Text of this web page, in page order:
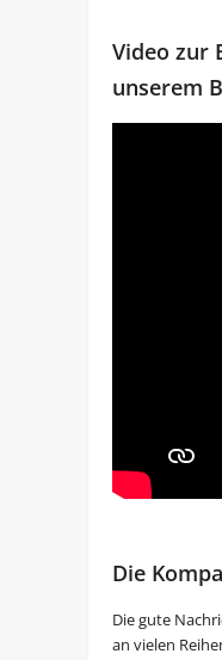
Video zur
unserem
Die
Die gute
an vielen